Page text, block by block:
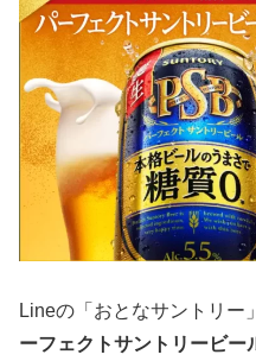
Lineの「おとなサントリー
ーフェクトサントリービー